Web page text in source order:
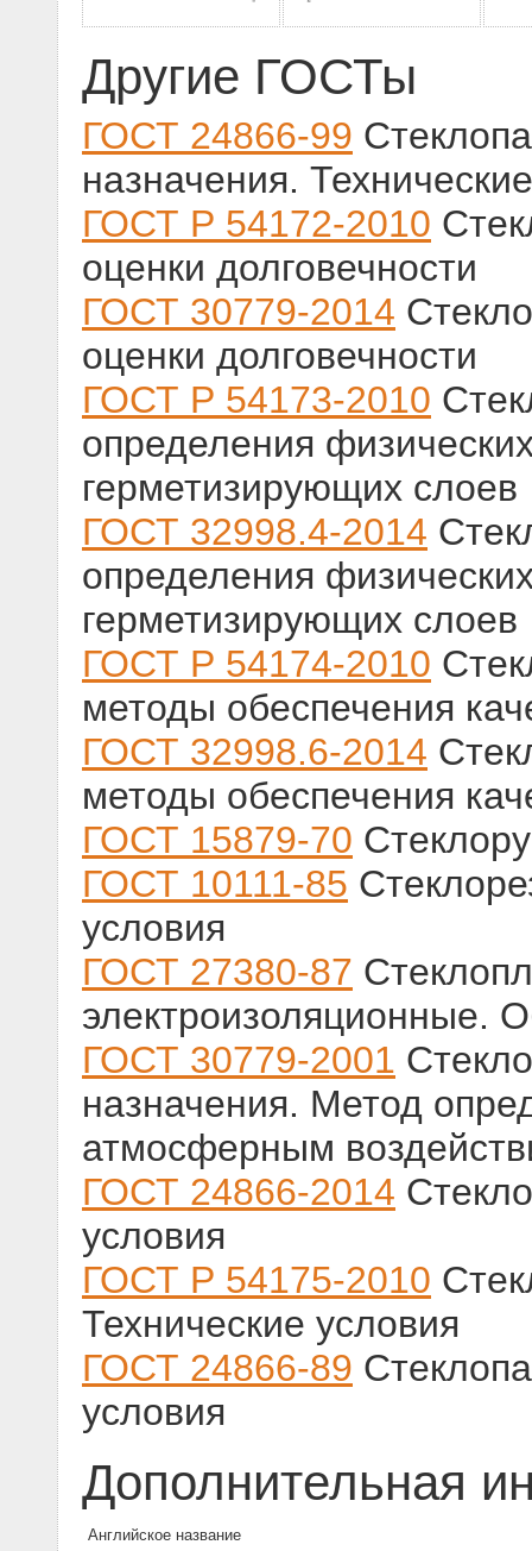
Другие ГОСТы
ГОСТ 24866-99
назначения.
ГОСТ Р 54172-2010
оценки долговечности
ГОСТ 30779-2014
оценки долговечности
ГОСТ Р 54173-2010
определения
герметизирующих слоев
ГОСТ 32998.4-2014
определения
герметизирующих слоев
ГОСТ Р 54174-2010
методы обеспечения
ГОСТ 32998.6-2014
методы обеспечения
ГОСТ 15879-70
ГОСТ 10111-85
условия
ГОСТ 27380-87
электроизоляционные.
ГОСТ 30779-2001
назначения. Метод
атмосферным
ГОСТ 24866-2014
условия
ГОСТ Р 54175-2010
Технические условия
ГОСТ 24866-89
условия
Дополнительная
Английское название